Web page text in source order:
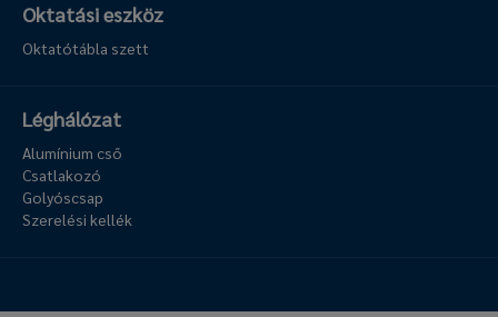
Oktatási eszköz
Oktatótábla szett
Léghálózat
Alumínium cső
Csatlakozó
Golyóscsap
Szerelési kellék